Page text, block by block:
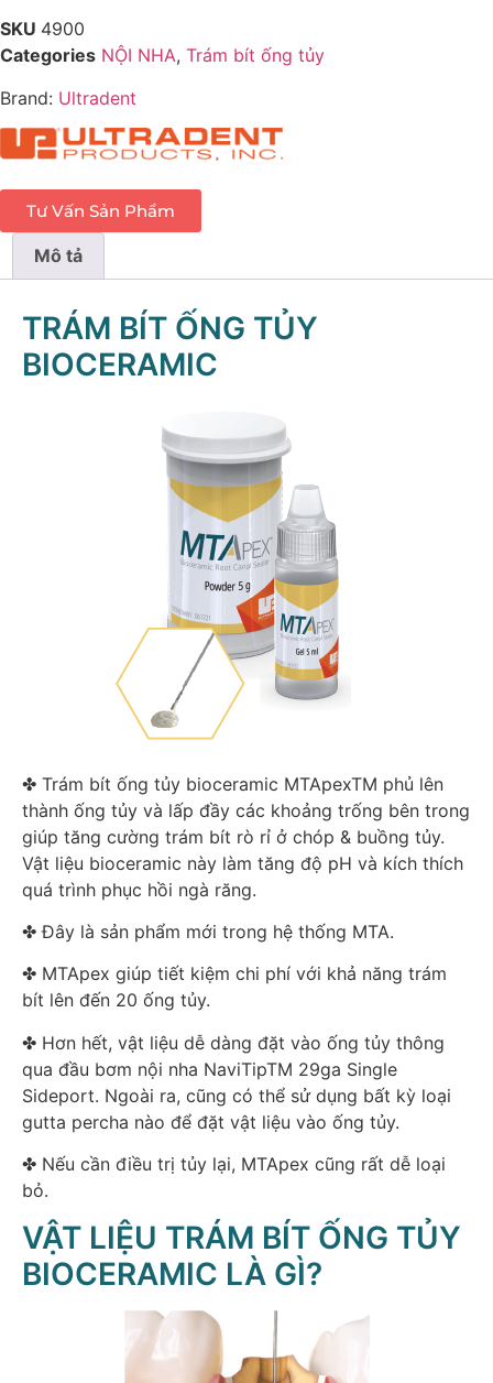
SKU 4900
Categories NỘI NHA, Trám bít ống tủy
Brand: Ultradent
Tư Vấn Sản Phẩm
Mô tả
TRÁM BÍT ỐNG TỦY
BIOCERAMIC
✤ Trám bít ống tủy bioceramic MTApexTM phủ lên
thành ống tủy và lấp đầy các khoảng trống bên trong
giúp tăng cường trám bít rò rỉ ở chóp & buồng tủy.
Vật liệu bioceramic này làm tăng độ pH và kích thích
quá trình phục hồi ngà răng.
✤ Đây là sản phẩm mới trong hệ thống MTA.
✤ MTApex giúp tiết kiệm chi phí với khả năng trám
bít lên đến 20 ống tủy.
✤ Hơn hết, vật liệu dễ dàng đặt vào ống tủy thông
qua đầu bơm nội nha NaviTipTM 29ga Single
Sideport. Ngoài ra, cũng có thể sử dụng bất kỳ loại
gutta percha nào để đặt vật liệu vào ống tủy.
✤ Nếu cần điều trị tủy lại, MTApex cũng rất dễ loại
bỏ.
VẬT LIỆU TRÁM BÍT ỐNG TỦY
BIOCERAMIC LÀ GÌ?